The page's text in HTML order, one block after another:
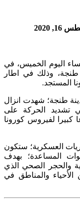
2020
اليوم الخميس، في
وذلك في اطار
المستجد.
فان شوارع مدينة طنجة؛ شهدت انزال
تشديد الحركة على
كبيرا لفيروس كورونا
العسكرية؛ ستكون
المساعدة؛ بهدف
والحجر الصحي الذي
والمناطق في